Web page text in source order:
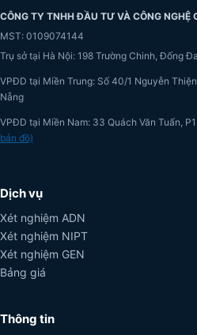
CÔNG TY TNHH ĐẦU TƯ VÀ CÔNG NGHỆ
MST: 0109074144
Trụ sở tại Hà Nội: 198 Trường Chinh, Đống
VPĐD tại Miền Trung: Số 40/1 Nguyễn
Nẵng
VPĐD tại Miền Nam: 33 Quách Văn Tuấn,
bản đồ)
Dịch vụ
Xét nghiệm ADN
Xét nghiệm NIPT
Xét nghiệm GEN
Bảng giá
Thông tin